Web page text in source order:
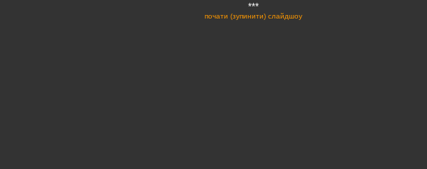
***
почати (зупинити) слайдшоу